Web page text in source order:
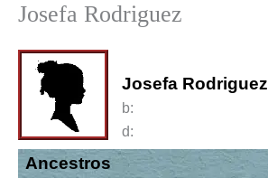
Josefa Rodriguez
Josefa Rodriguez
b:
d:
Ancestros